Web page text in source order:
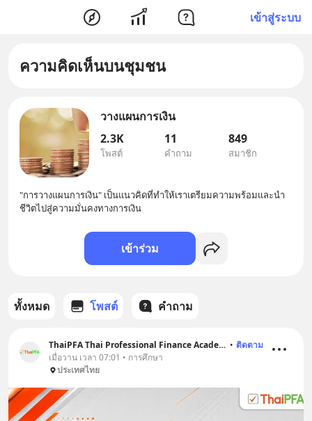
เข้าสู่ระบบ
ความคิดเห็นบนชุมชน
วางแผนการเงิน
2.3K
โพสต์
11
คำถาม
849
สมาชิก
"การวางแผนการเงิน" เป็นแนวคิดที่ทําให้เราเตรียมความพร้อมและนํา
ชีวิตไปสู่ความมั่นคงทางการเงิน
เข้าร่วม
ทั้งหมด โพสต์ คำถาม
ThaiPFA Thai Professional Finance Academy • ติดตาม
เมื่อวาน เวลา 07:01 • การศึกษา
ประเทศไทย